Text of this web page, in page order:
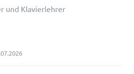
und Klavierlehrer